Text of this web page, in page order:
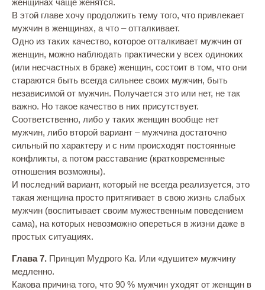
женщинах чаще женятся.
В этой главе хочу продолжить тему того, что привлекает
мужчин в женщинах, а что – отталкивает.
Одно из таких качество, которое отталкивает мужчин от
женщин, можно наблюдать практически у всех одиноких
(или несчастных в браке) женщин, состоит в том, что они
стараются быть всегда сильнее своих мужчин, быть
независимой от мужчин. Получается это или нет, не так
важно. Но такое качество в них присутствует.
Соответственно, либо у таких женщин вообще нет
мужчин, либо второй вариант – мужчина достаточно
сильный по характеру и с ним происходят постоянные
конфликты, а потом расставание (кратковременные
отношения возможны).
И последний вариант, который не всегда реализуется, это
такая женщина просто притягивает в свою жизнь слабых
мужчин (воспитывает своим мужественным поведением
сама), на которых невозможно опереться в жизни даже в
простых ситуациях.
Глава 7. Принцип Мудрого Ка. Или «душите» мужчину
медленно.
Какова причина того, что 90 % мужчин уходят от женщин в